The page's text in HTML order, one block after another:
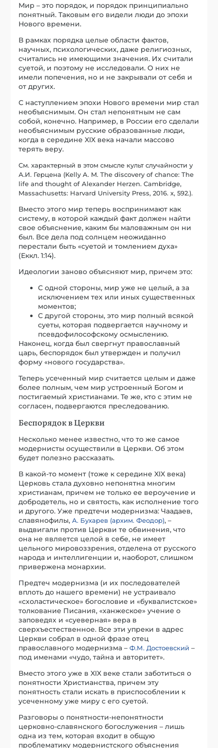
Мир – это порядок, и порядок принципиально
понятный. Таковым его видели люди до эпохи
Нового времени.
В рамках порядка целые области фактов,
научных, психологических, даже религиозных,
считались не имеющими значения. Их считали
суетой, и поэтому не исследовали. О них не
имели попечения, но и не закрывали от себя и
от других.
С наступлением эпохи Нового времени мир стал
необъяснимым. Он стал непонятным не сам
собой, конечно. Например, в России его сделали
необъяснимым русские образованные люди,
когда в середине XIX века начали массово
терять веру.
См. характерный в этом смысле культ случайности у
А.И. Герцена (Kelly A. M. The discovery of chance: The
life and thought of Alexander Herzen. Cambridge,
Massachusetts: Harvard University Press, 2016. x, 592.).
Вместо этого мир теперь воспринимают как
систему, в которой каждый факт должен найти
свое объяснение, каким бы маловажным он ни
был. Все дела под солнцем неожиданно
перестали быть «суетой и томлением духа»
(Еккл. 1:14).
Идеологии заново объясняют мир, причем это:
С одной стороны, мир уже не целый, а за
исключением тех или иных существенных
моментов;
С другой стороны, это мир полный всякой
суеты, которая подвергается научному и
псевдофилософскому осмыслению.
Наконец, когда был свергнут православный
царь, беспорядок был утвержден и получил
форму «нового государства».
Теперь усеченный мир считается целым и даже
более полным, чем мир устроенный Богом и
постигаемый христианами. Те же, кто с этим не
согласен, подвергаются преследованию.
Беспорядок в Церкви
Несколько менее известно, что то же самое
модернисты осуществили в Церкви. Об этом
будет полезно рассказать.
В какой-то момент (тоже к середине XIX века)
Церковь стала духовно непонятна многим
христианам, причем не только ее вероучение и
добродетель, но и святость, как исполнение того
и другого. Уже предтечи модернизма: Чаадаев,
славянофилы,А. Бухарев (архим. Феодор), –
выдвигали против Церкви те обвинения, что
она не является целой в себе, не имеет
цельного мировоззрения, отделена от русского
народа и интеллигенции и, наоборот, слишком
привержена монархии.
Предтеч модернизма (и их последователей
вплоть до нашего времени) не устраивало
«схоластическое» богословие и «буквалистское»
толкование Писания, «ханжеское» учение о
заповедях и «суеверная» вера в
сверхъестественное. Все эти упреки в адрес
Церкви собрал в одной фразе отец
православного модернизма –Ф.М. Достоевский –
под именами «чудо, тайна и авторитет».
Вместо этого уже в XIX веке стали заботиться о
понятности Христианства, причем эту
понятность стали искать в приспособлении к
усеченному уже миру с его суетой.
Разговоры о понятности-непонятности
церковно-славянского богослужения – лишь
одна из тем, которая входит в общую
проблематику модернистского объяснения